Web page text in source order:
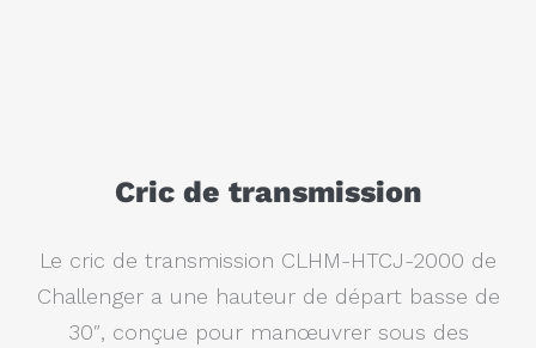
Cric de transmission
Le cric de transmission CLHM-HTCJ-2000 de
Challenger a une hauteur de départ basse de
30″, conçue pour manœuvrer sous des